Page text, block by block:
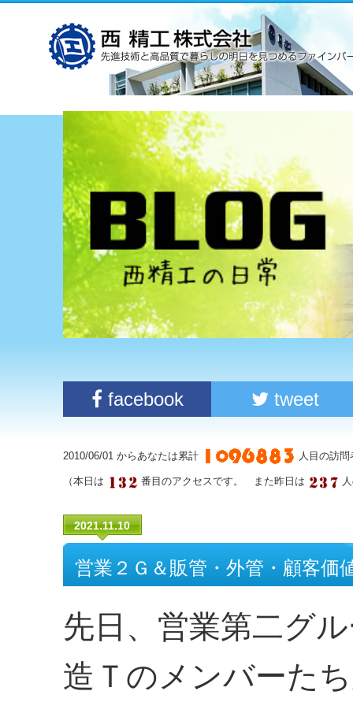
facebook tweet
2010/06/01 からあなたは累計 人目の訪
（本日は 番目のアクセスです。 また昨日は
2021.11.10
営業２Ｇ＆販管・外管・顧客価
先日、営業第二グ
造Ｔのメンバーた